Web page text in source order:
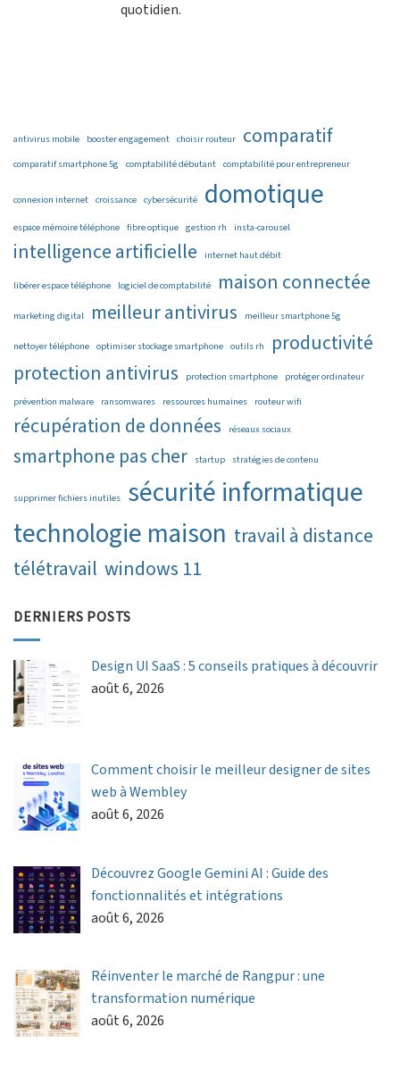
quotidien.
antivirus mobile booster engagement choisir routeur comparatif
comparatif smartphone 5g comptabilité débutant comptabilité pour entrepreneur
connexion internet croissance cybersécurité domotique
espace mémoire téléphone fibre optique gestion rh insta-carousel
intelligence artificielle internet haut débit
libérer espace téléphone logiciel de comptabilité maison connectée
marketing digital meilleur antivirus meilleur smartphone 5g
nettoyer téléphone optimiser stockage smartphone outils rh
productivité
protection antivirus
protection smartphone protéger ordinateur
prévention malware ransomwares ressources humaines routeur wifi
récupération de données réseaux sociaux
smartphone pas cher startup stratégies de contenu
supprimer fichiers inutiles sécurité informatique
technologie maison travail à distance
télétravail windows 11
DERNIERS POSTS
Design UI SaaS : 5 conseils pratiques à découvrir
août 6, 2026
Comment choisir le meilleur designer de sites
web à Wembley
août 6, 2026
Découvrez Google Gemini AI : Guide des
fonctionnalités et intégrations
août 6, 2026
Réinventer le marché de Rangpur : une
transformation numérique
août 6, 2026